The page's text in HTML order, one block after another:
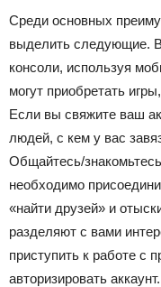
Среди основных
выделить следующие.
консоли, используя
могут приобретать
Если вы свяжите ваш
людей, с кем у вас
Общайтесь/
необходимо
«найти друзей» и
разделяют с вами
приступить к работе с
авторизировать аккаунт.